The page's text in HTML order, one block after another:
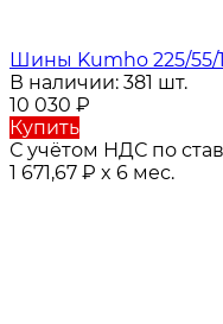
Шины Kumho 225/55/
В наличии: 381 шт.
10 030 ₽
Купить
С учётом НДС по
1 671,67 ₽ x 6 мес.